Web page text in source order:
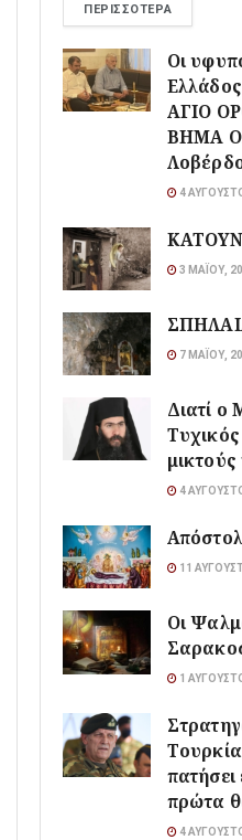
ΠΕΡΙΣΣΌΤΕΡΑ
Οι
ΑΓΙΟ
ΒΗΜΑ
4
3 ΜΑΪ́ΟΥ,
7 ΜΑΪ́ΟΥ,
Διατί ο
4
11
Οι
1
πρώτα
4